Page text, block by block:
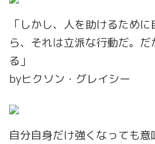
「しかし、人を助けるため
ら、それは立派な行動だ。
る」
byヒクソン・グレイシー
自分自身だけ強くなっても